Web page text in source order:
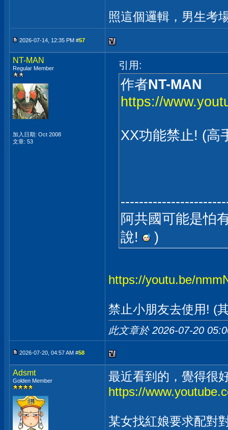
照這個邏輯，男生考
2026-07-14, 12:35 PM #57
NT-MAN
Regular Member
加入日期: Oct 2008
文章: 53
引用:
作者NT-MAN
https://
XX功能禁止! (高
阿共國可能是怕
說!
)
https://youtu.be/
禁止小朋友去使用! (
此文章於 2026-07-20
2026-07-20, 04:57 AM #58
Adsmt
Golden Member
最近看到的，覺得很
https://
某女找紅娘要求配對